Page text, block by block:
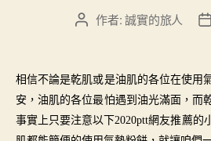
文
者
作者:誠實的旅人
文
相信不論是乾肌或是油肌的各位在使用
安，油肌的各位最怕遇到油光滿面，而
事實上只要注意以下2020ptt網友推薦的